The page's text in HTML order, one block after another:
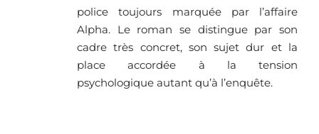
police toujours marquée par l’affaire
Alpha. Le roman se distingue par son
cadre très concret, son sujet dur et la
place accordée à la tension
psychologique autant qu’à l’enquête.